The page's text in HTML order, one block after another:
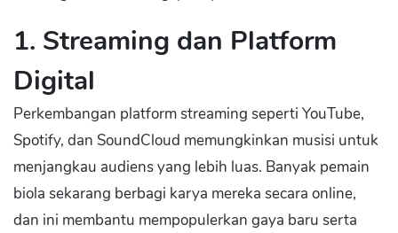
1. Streaming dan Platform
Digital
Perkembangan platform streaming seperti YouTube,
Spotify, dan SoundCloud memungkinkan musisi untuk
menjangkau audiens yang lebih luas. Banyak pemain
biola sekarang berbagi karya mereka secara online,
dan ini membantu mempopulerkan gaya baru serta